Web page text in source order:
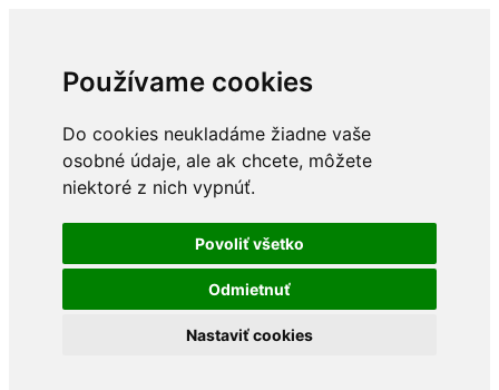
Používame cookies
Do cookies neukladáme žiadne vaše
osobné údaje, ale ak chcete, môžete
niektoré z nich vypnúť.
Povoliť všetko
Odmietnuť
Nastaviť cookies